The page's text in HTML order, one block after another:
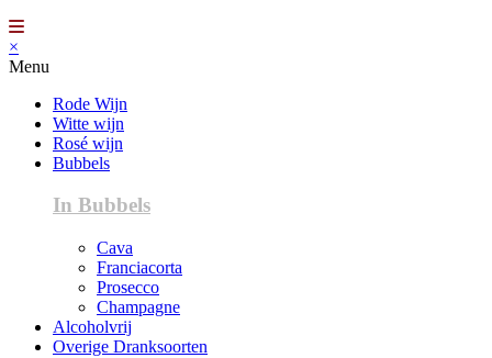
×
Menu
Rode Wijn
Witte wijn
Rosé wijn
Bubbels
In Bubbels
Cava
Franciacorta
Prosecco
Champagne
Alcoholvrij
Overige Dranksoorten